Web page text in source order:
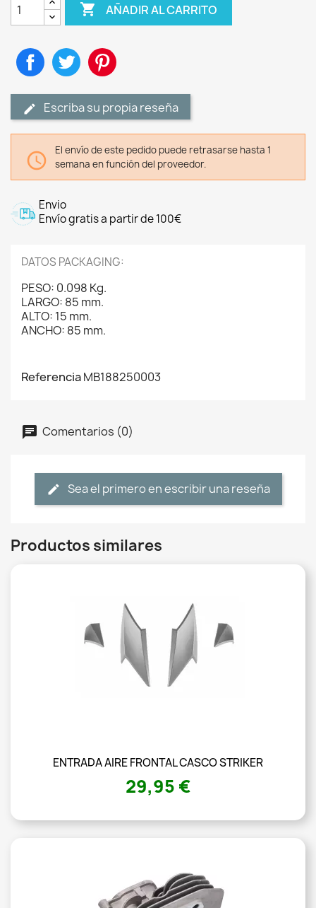
 AÑADIR AL CARRITO
CompartirTuitear
Escriba su propia reseña

El envío de este pedido puede retrasarse hasta 1
semana en función del proveedor.
Envio
Envío gratis a partir de 100€
DATOS PACKAGING:
PESO: 0.098 Kg.
LARGO: 85 mm.
ALTO: 15 mm.
ANCHO: 85 mm.
ReferenciaMB188250003
Comentarios (0)
Sea el primero en escribir una reseña
Productos similares
ENTRADA AIRE FRONTAL CASCO STRIKER
29,95 €